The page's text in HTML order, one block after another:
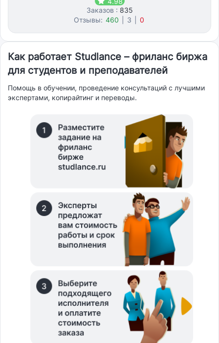
Заказов : 835
Отзывы: 460 3 0
Как работает Studlance – фриланс биржа
для студентов и преподавателей
Помощь в обучении, проведение консультаций с лучшими
экспертами, копирайтинг и переводы.